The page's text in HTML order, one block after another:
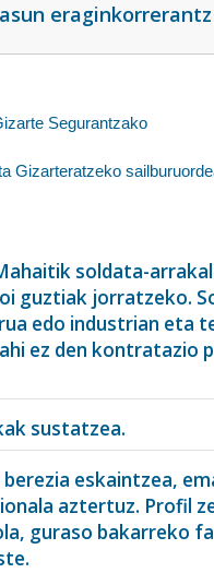
Segurantzako
Gizarteratzeko
soldata-
guztiak jorratzeko.
edo industrian eta
ez den kontratazio
sustatzea.
eskaintzea,
aztertuz. Profil
guraso bakarreko